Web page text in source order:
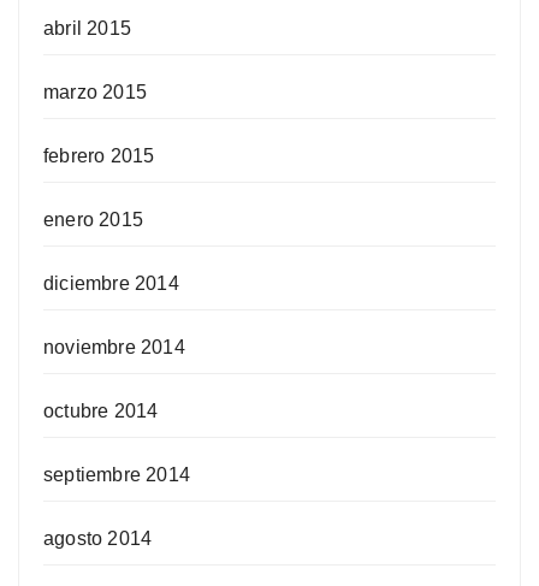
abril 2015
marzo 2015
febrero 2015
enero 2015
diciembre 2014
noviembre 2014
octubre 2014
septiembre 2014
agosto 2014